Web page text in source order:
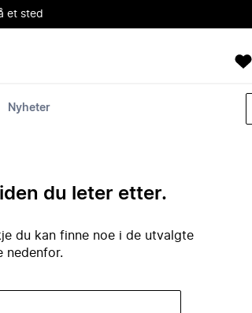
et sted
Nyheter
du leter etter.
du kan finne noe i de utvalgte
nedenfor.